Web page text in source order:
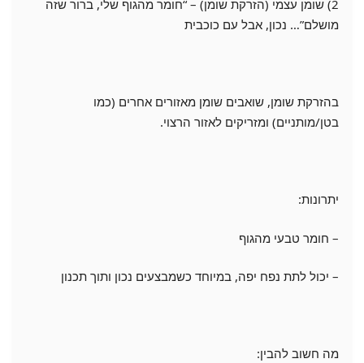
2) שומן עצמי (הזרקת שומן) – “חומר מהגוף שלי, ברור שזה
מושלם”… נכון, אבל עם כוכבית
בהזרקת שומן, שואבים שומן מאזורים אחרים (כמו
בטן/מותניים) ומזריקים לאזור הרצוי.
יתרונות:
– חומר טבעי מהגוף
– יכול לתת נפח יפה, במיוחד כשמבצעים נכון ותוך תכנון
מה חשוב להבין: